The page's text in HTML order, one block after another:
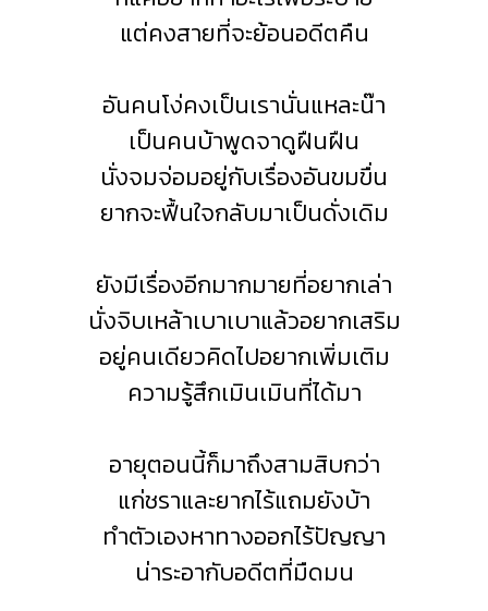
แต่คงสายที่จะย้อนอดีตคืน
อันคนโง่คงเป็นเรานั่นแหละน๊า
เป็นคนบ้าพูดจาดูฝืนฝืน
นั่งจมจ่อมอยู่กับเรื่องอันขมขื่น
ยากจะฟื้นใจกลับมาเป็นดั่งเดิม
ยังมีเรื่องอีกมากมายที่อยากเล่า
นั่งจิบเหล้าเบาเบาแล้วอยากเสริม
อยู่คนเดียวคิดไปอยากเพิ่มเติม
ความรู้สึกเมินเมินที่ได้มา
อายุตอนนี้ก็มาถึงสามสิบกว่า
แก่ชราและยากไร้แถมยังบ้า
ทำตัวเองหาทางออกไร้ปัญญา
น่าระอากับอดีตที่มืดมน